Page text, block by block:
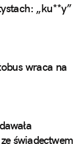
„ku**y”
wraca na
świadectwem